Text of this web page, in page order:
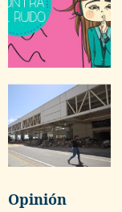
Opinión